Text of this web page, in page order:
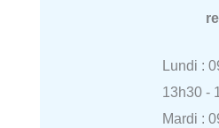
Lundi :
13h30 -
Mardi :